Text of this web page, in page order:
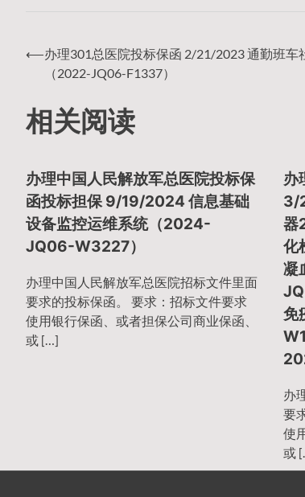
文
章
导
航
⟵办理301总医院投标保函 2/21/2023 通勤班车
（2022-JQ06-F1337）
相关阅读
办理中国人民解放军总医院投标保
函投标担保 9/19/2024 信息基础
设备监控运维系统（2024-
JQ06-W3227）
办理中国人民解放军总医院招标文件里面
要求的投标保函。 要求：招标文件要求
使用银行保函、或者担保公司商业保函、
或 […]
办
3/
器
化
凝
免
办
要
使
或